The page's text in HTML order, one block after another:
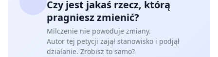
Czy jest jakaś rzecz, którą
pragniesz zmienić?
Milczenie nie powoduje zmiany.
Autor tej petycji zajął stanowisko i podjął
działanie. Zrobisz to samo?